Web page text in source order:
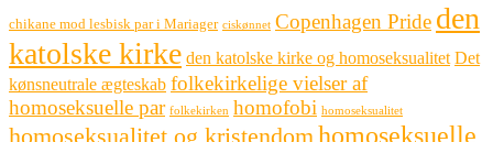
chikane mod lesbisk par i Mariager ciskønnet Copenhagen Pride den
katolske kirke den katolske kirke og homoseksualitet Det
kønsneutrale ægteskab folkekirkelige vielser af
homoseksuelle par folkekirken homofobi homoseksualitet
homoseksualitet og kristendomhomoseksuelle